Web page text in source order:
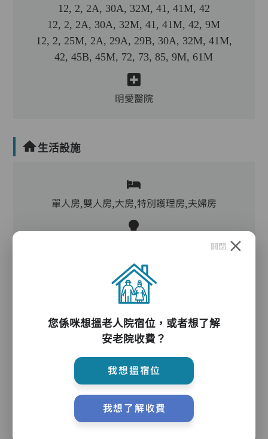
12, 2, 2A, 30A, 32M, 41, 41M, 42
12, 2, 2A, 30A, 32M, 41, 41M, 42, 9M
12, 2, 25M, 2A, 29A, 29B, 30A, 32M, 41M,
42, 45B, 45M, 72, 73, 85, 9M, 61M
明愛醫院
生活設施
單人房,雙人房,大房,特別護理房,夫婦房
電動床,氣墊床,升降機,助行器/拐杖,防滑扶手,輪
椅
關閉
您係咪想搵老人院宿位，或者想了解
安老院收費？
我想搵宿位
我想了解收費